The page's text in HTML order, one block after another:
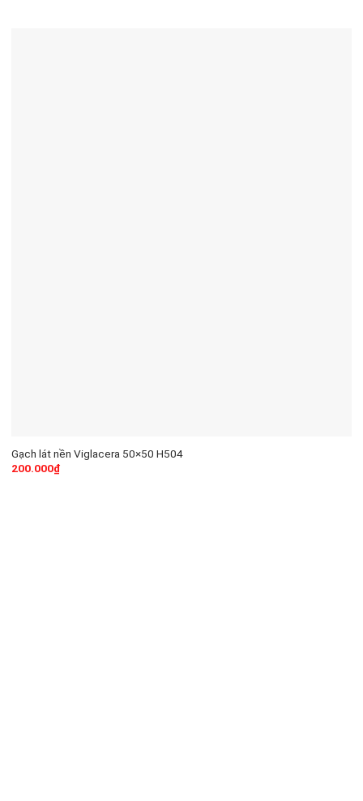
Gạch lát nền Viglacera 50×50 H504
200.000₫